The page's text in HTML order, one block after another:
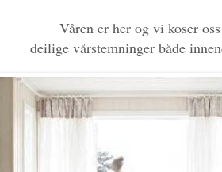
Våren er her og vi koser
deilige vårstemninger både